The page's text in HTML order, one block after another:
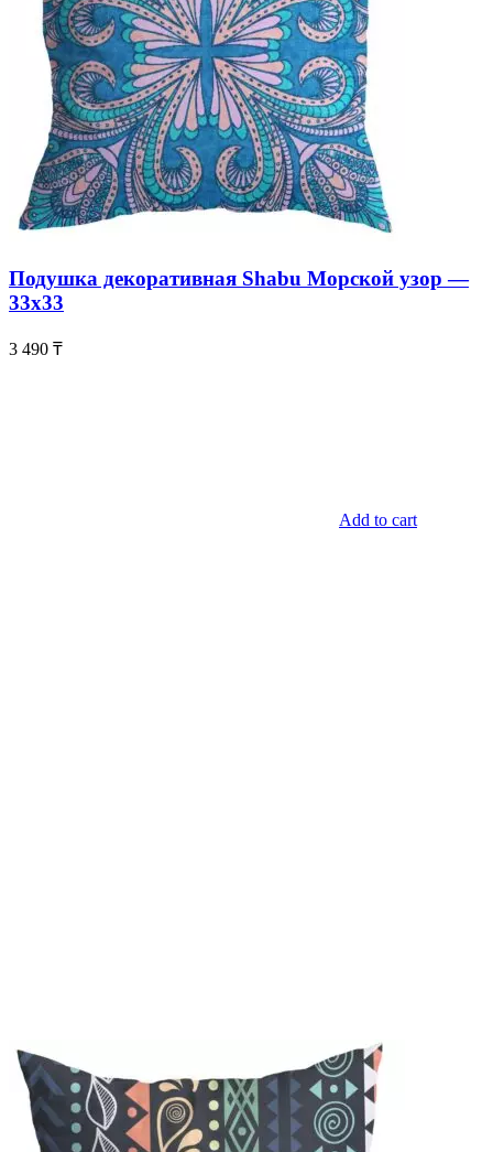
Подушка декоративная Shabu Морской узор —
33х33
3 490 ₸
Add to cart